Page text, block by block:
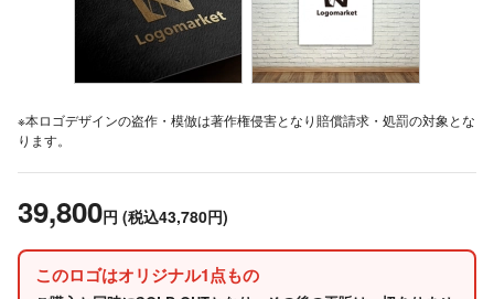
※本ロゴデザインの盗作・模倣は著作権侵害となり賠償請求・処罰の対象とな
ります。
39,800円 (税込43,780円)
このロゴはオリジナル1点もの